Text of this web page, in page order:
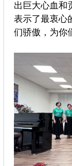
出巨大心血和
表示了最衷心
们骄傲，为你